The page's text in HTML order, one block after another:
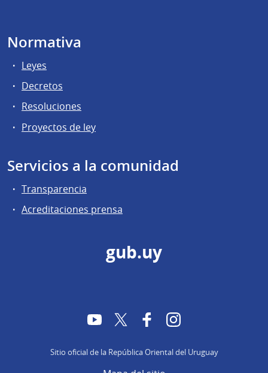
Normativa
Leyes
Decretos
Resoluciones
Proyectos de ley
Servicios a la comunidad
Transparencia
Acreditaciones prensa
gub.uy
YouTubeTwitter FacebookInstagram
Sitio oficial de la República Oriental del Uruguay